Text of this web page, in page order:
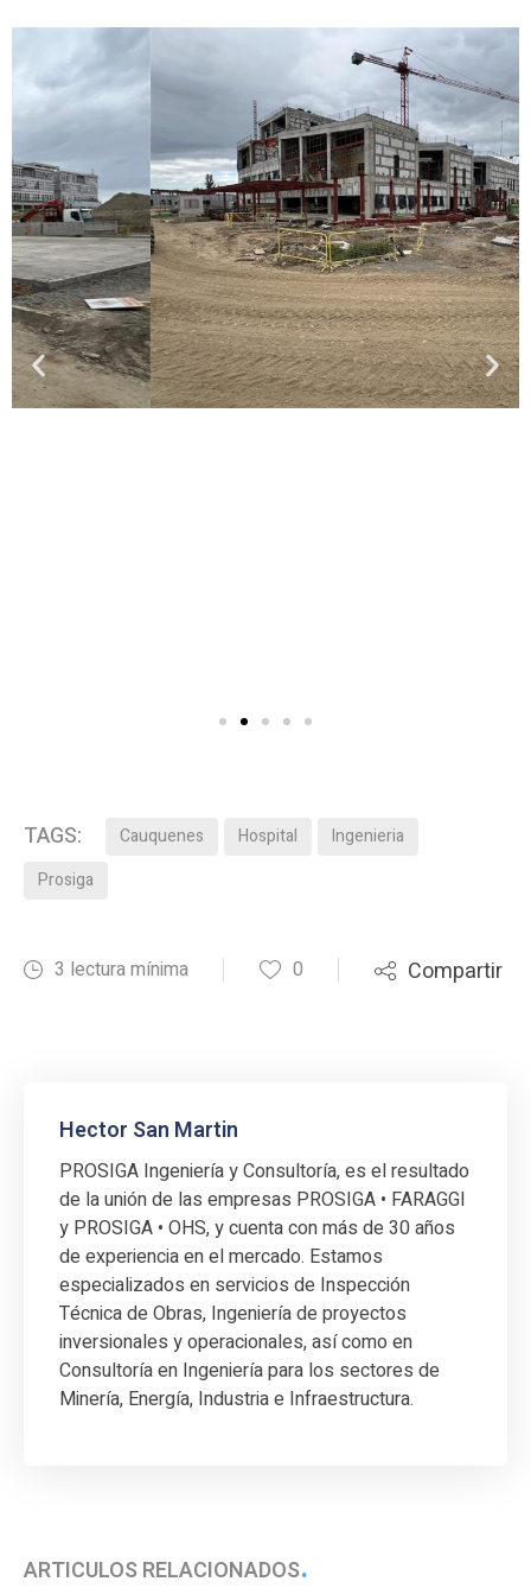
TAGS: Cauquenes Hospital
Ingenieria
Prosiga
3 lectura mínima 0 Compartir
Hector San Martin
PROSIGA Ingeniería y Consultoría, es el resultado
de la unión de las empresas PROSIGA • FARAGGI
y PROSIGA • OHS, y cuenta con más de 30 años
de experiencia en el mercado. Estamos
especializados en servicios de Inspección
Técnica de Obras, Ingeniería de proyectos
inversionales y operacionales, así como en
Consultoría en Ingeniería para los sectores de
Minería, Energía, Industria e Infraestructura.
ARTÍCULOS RELACIONADOS